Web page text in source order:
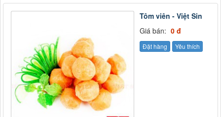
Tôm viên - Việt Sin
Giá bán: 0 đ
Đặt hàng Yêu thích